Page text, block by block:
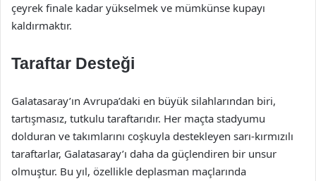
çeyrek finale kadar yükselmek ve mümkünse kupayı
kaldırmaktır.
Taraftar Desteği
Galatasaray’ın Avrupa’daki en büyük silahlarından biri,
tartışmasız, tutkulu taraftarıdır. Her maçta stadyumu
dolduran ve takımlarını coşkuyla destekleyen sarı-kırmızılı
taraftarlar, Galatasaray’ı daha da güçlendiren bir unsur
olmuştur. Bu yıl, özellikle deplasman maçlarında